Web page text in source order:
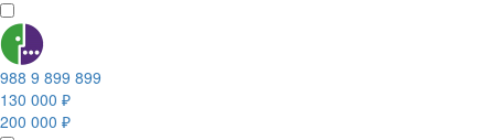
988 9 899 899
130 000 ₽
200 000 ₽